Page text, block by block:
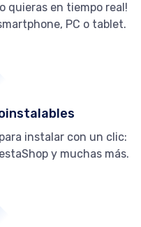
quieras en tiempo real!
PC o tablet.
instalar con un clic:
y muchas más.